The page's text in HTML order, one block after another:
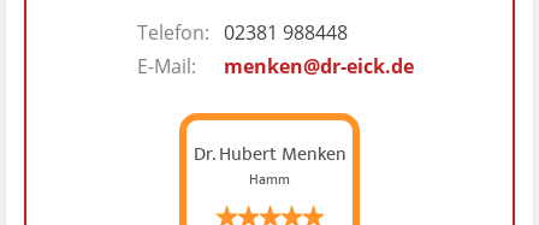
Telefon: 02381 988448
E-Mail:
menken@dr-eick.de
Dr. Hubert Menken
Hamm